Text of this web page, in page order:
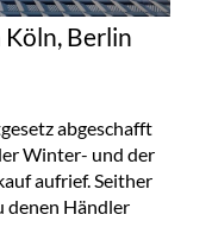
Berlin
abgeschafft
Winter- und der
aufrief. Seither
denen Händler
in Köln,